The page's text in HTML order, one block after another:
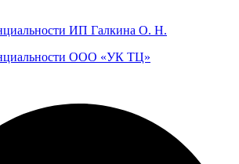
ИП Галкина О. Н.
ООО «УК ТЦ»